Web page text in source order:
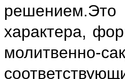
характера,
молитвенно-